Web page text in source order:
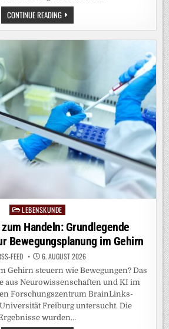
CONTINUE READINGNEUER
INDEX
VERBESSERT
PostedLEBENSKUNDE
Handeln: Grundlegende
Bewegungsplanung im Gehirn
FEED 6. AUGUST 2026
Gehirn steuern wie Bewegungen? Das
aus Neurowissenschaften und KI im
Forschungszentrum BrainLinks-
Freiburg untersucht. Die
wurden…